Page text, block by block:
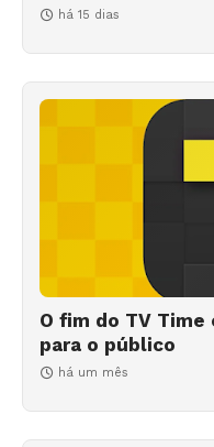
há 15 dias
O fim do TV Time
para o público
há um mês